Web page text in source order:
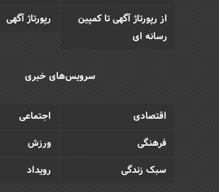
از رپورتاژ آگهی تا کمپین
رسانه ای
رپورتاژ آگهی
سرویس‌های خبری
اقتصادی
اجتماعی
فرهنگی
ورزش
سبک زندگی
رویداد